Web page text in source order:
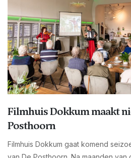
Filmhuis Dokkum maakt
Posthoorn
Filmhuis Dokkum gaat komend